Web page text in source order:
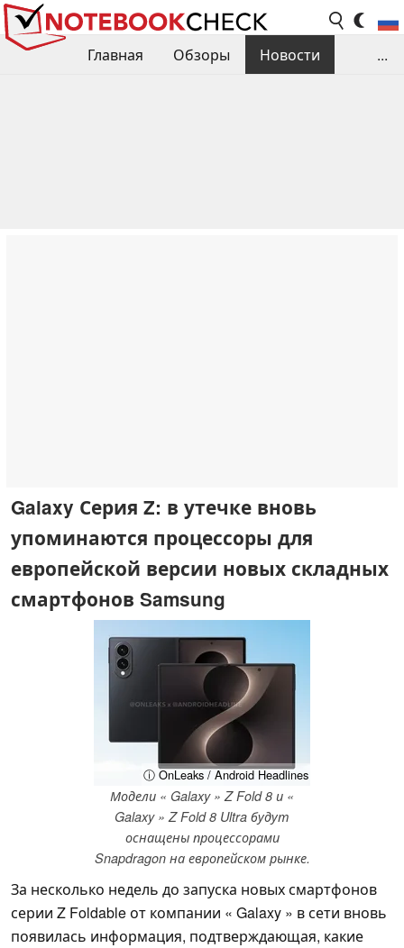
Главная Обзоры
Новости
...
Galaxy Серия Z: в утечке вновь
упоминаются процессоры для
европейской версии новых складных
смартфонов Samsung
ⓘ OnLeaks / Android Headlines
Модели « Galaxy » Z Fold 8 и «
Galaxy » Z Fold 8 Ultra будут
оснащены процессорами
Snapdragon на европейском рынке.
За несколько недель до запуска новых смартфонов
серии Z Foldable от компании « Galaxy » в сети вновь
появилась информация, подтверждающая, какие